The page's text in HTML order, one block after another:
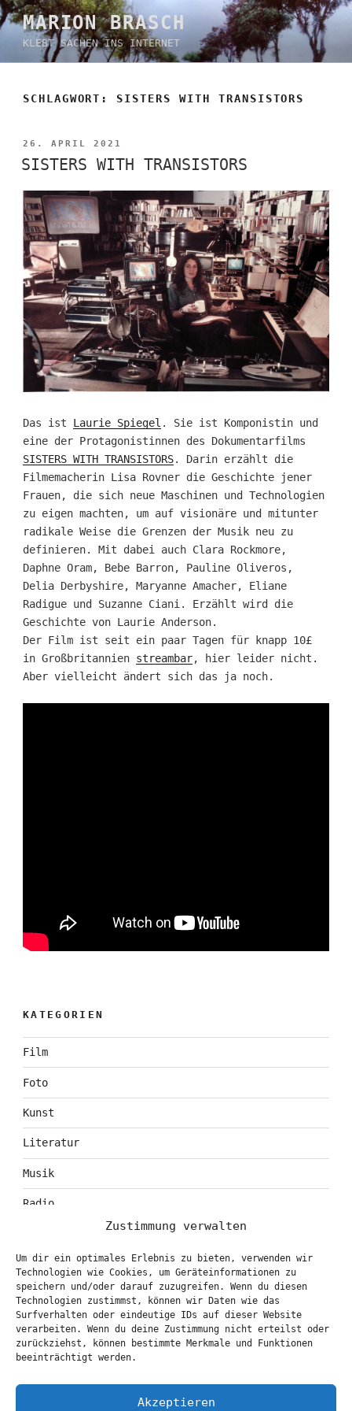
Zustimmung verwalten
Um dir ein optimales Erlebnis zu bieten, verwenden wir
Technologien wie Cookies, um Geräteinformationen zu
speichern und/oder darauf zuzugreifen. Wenn du diesen
Technologien zustimmst, können wir Daten wie das
Surfverhalten oder eindeutige IDs auf dieser Website
verarbeiten. Wenn du deine Zustimmung nicht erteilst oder
zurückziehst, können bestimmte Merkmale und Funktionen
beeinträchtigt werden.
Akzeptieren
Zum
Inhalt
springen
MARION BRASCH
KLEBT SACHEN INS INTERNET
SCHLAGWORT: SISTERS WITH TRANSISTORS
VERÖFFENTLICHT
AM
26. APRIL 2021
SISTERS WITH TRANSISTORS
Das ist Laurie Spiegel . Sie ist Komponistin und
eine der Protagonistinnen des Dokumentarfilms
SISTERS WITH TRANSISTORS. Darin erzählt die
Filmemacherin Lisa Rovner die Geschichte jener
Frauen, die sich neue Maschinen und Technologien
zu eigen machten, um auf visionäre und mitunter
radikale Weise die Grenzen der Musik neu zu
definieren. Mit dabei auch Clara Rockmore,
Daphne Oram, Bebe Barron, Pauline Oliveros,
Delia Derbyshire, Maryanne Amacher, Eliane
Radigue und Suzanne Ciani. Erzählt wird die
Geschichte von Laurie Anderson.
Der Film ist seit ein paar Tagen für knapp 10£
in Großbritannien streambar, hier leider nicht.
Aber vielleicht ändert sich das ja noch.
KATEGORIEN
Film
Foto
Kunst
Literatur
Musik
Radio
Theater
KONTAKT & BOOKING
info@marionbrasch.de